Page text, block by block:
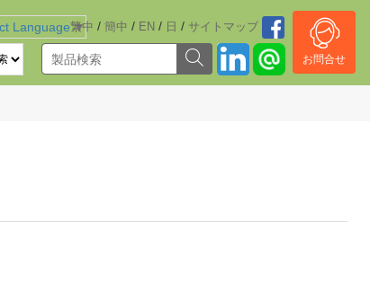
繁中 / 簡中 / EN / 日 / サイトマッブ
Language ▼
お問合せ